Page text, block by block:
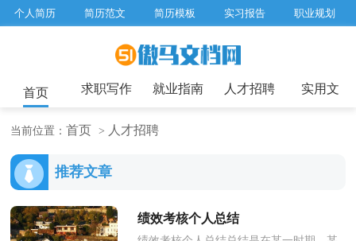
个人简历 简历范文 简历模板 实习报告 职业规划
工作总结 辞职报告
首页 求职写作 就业指南 人才招聘 实用文
当前位置：首页 > 人才招聘
推荐文章
绩效考核个人总结